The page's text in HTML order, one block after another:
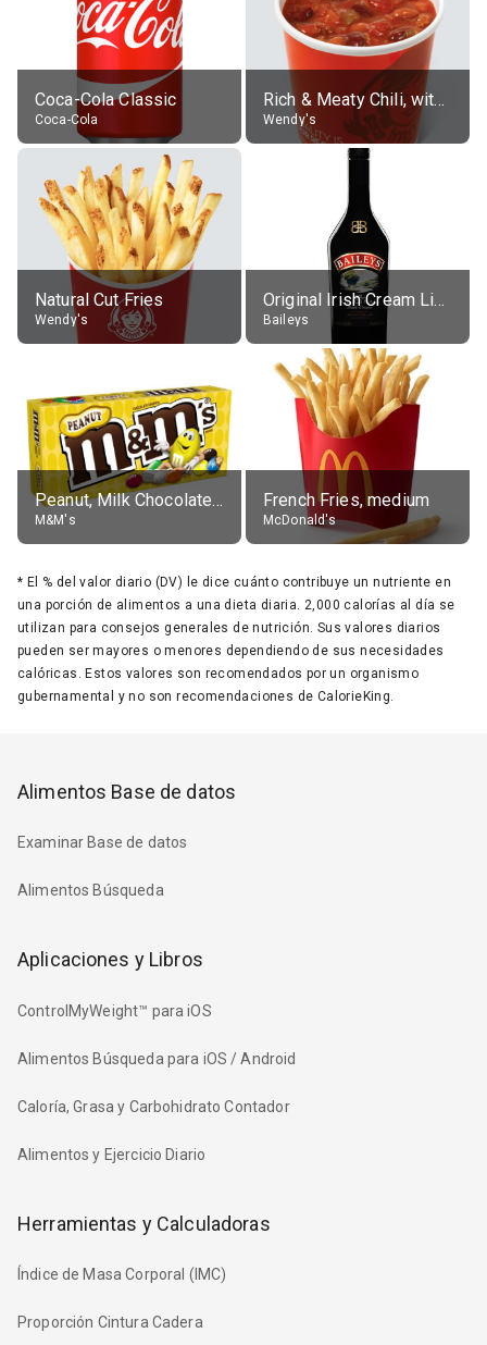
Coca-Cola Classic
Coca-Cola
Rich & Meaty Chili, without toppings, large
Wendy's
Natural Cut Fries
Wendy's
Original Irish Cream Liqueur (17% alc.)
Baileys
Peanut, Milk Chocolate Candies
M&M's
French Fries, medium
McDonald's
* El % del valor diario (DV) le dice cuánto contribuye un nutriente en
una porción de alimentos a una dieta diaria. 2,000 calorías al día se
utilizan para consejos generales de nutrición. Sus valores diarios
pueden ser mayores o menores dependiendo de sus necesidades
calóricas. Estos valores son recomendados por un organismo
gubernamental y no son recomendaciones de CalorieKing.
Alimentos Base de datos
Examinar Base de datos
Alimentos Búsqueda
Aplicaciones y Libros
ControlMyWeight™ para iOS
Alimentos Búsqueda para iOS / Android
Caloría, Grasa y Carbohidrato Contador
Alimentos y Ejercicio Diario
Herramientas y Calculadoras
Índice de Masa Corporal (IMC)
Proporción Cintura Cadera